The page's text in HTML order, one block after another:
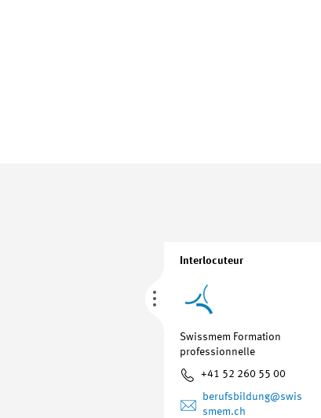
Interlocuteur
Swissmem Formation
professionnelle
+41 52 260 55 00
berufsbildung@swis
smem.ch